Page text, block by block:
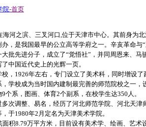
院-首页
海河之滨、三叉河口,位于天津市中心。其前身为
，是我国最早的公立高等学府之一。辛亥革命与
批先进分子，成立了“觉悟社”，并同周恩来、
中国近代史上的光辉一页。
，1926年左右，专门设立了美术科，同时增设
学校成为当时国内建制最完善的师范院校之一
个系，图画、体育2个副系，在校学生达350人。
次调整、易名，经历了河北师范学院、河北天津
于1980年2月定名为天津美术学院。
积8.79万平方米，目前设有美术学、绘画、艺术